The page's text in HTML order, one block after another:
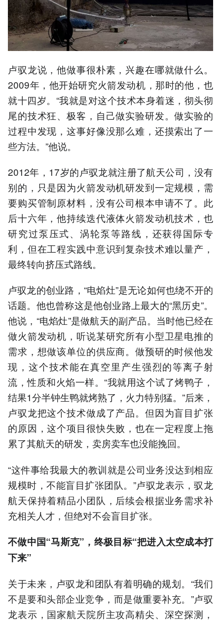
卢驭龙说，他做事很朴素，兴趣在哪就做什么。
2009年，他开始研究火箭发动机，那时的他，也
就十四岁。“我就是对这个技术本身着迷，彻头彻
尾的技术狂、极客，自己做实验研发。做实验的
过程中发现，这事好像没那么难，还摸索出了一
些方法。”他说。
2012年，17岁的卢驭龙就注册了航天公司，没有
别的，只是因为火箭发动机研发到一定规模，需
要购买管制原材料，没有公司根本申请不了。此
后十六年，他持续迭代液体火箭发动机技术，也
研究过泵压式、涡轮泵等路线，还获得国际专
利，但在工程实践中意识到复杂技术难以量产，
最终转向挤压式路线。
卢驭龙的创业路，“电焰灶”是无论如何也绕不开的
话题。他也曾称这是他创业路上最大的“黑历史”。
他说，“电焰灶”是做航天的副产品。当时他已经在
做火箭发动机，听说某研究所有小型卫星电推的
需求，想做该单位的供应商。做预研的时候他发
现，这个技术能在真空里产生强烈的等离子射
流，性质和火焰一样。“我就用这个试了烤鸭子，
结果1分半钟生鸭就烤熟了，火力特别猛。”后来，
卢驭龙把这个技术做成了产品。但因为盲目扩张
的原因，这个项目很快失败，也在一定程度上拖
累了其航天的研发，卖房卖车也没能挽回。
“这件事给我最大的教训就是公司业务没达到相应
规模时，不能盲目扩张团队。”卢驭龙表示，驭龙
航天保持着精品小团队，后续会根据业务需求补
充相关人才，但绝对不会盲目扩张。
不做中国“马斯克”，终极目标“把进入太空成本打
下来”
关于未来，卢驭龙和团队有着明确的规划。“我们
不是要和头部企业竞争，而是做重要补充。”卢驭
龙表示，国家航天院所主攻高精尖、深空探测，